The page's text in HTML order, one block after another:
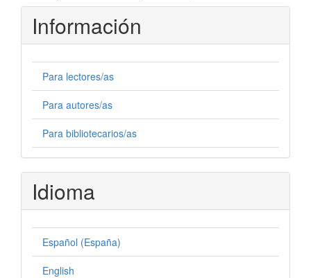
Información
Para lectores/as
Para autores/as
Para bibliotecarios/as
Idioma
Español (España)
English